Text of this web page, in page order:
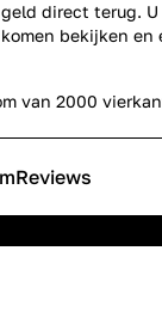
geld direct terug.
komen bekijken en
van 2000
Reviews